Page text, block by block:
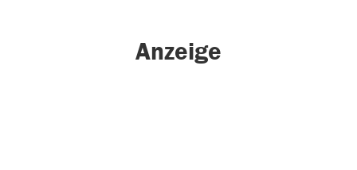
Anzeige